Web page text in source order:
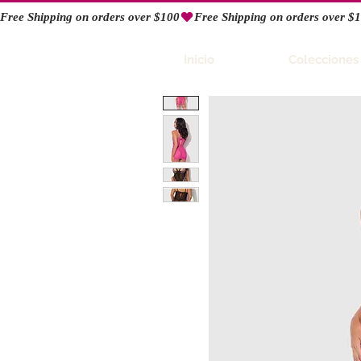
Free Shipping on orders over $100
Inicio Colecciones